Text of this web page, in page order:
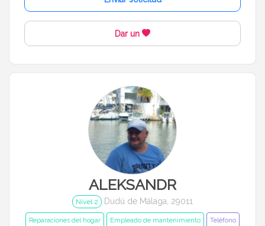
Dar un
ALEKSANDR
Nivel 2 Dudú de Málaga, 29011
Reparaciones del hogar Empleado de mantenimiento Teléfono